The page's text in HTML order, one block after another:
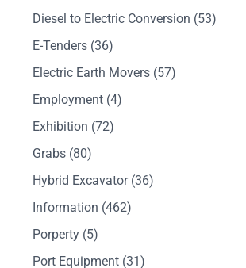
Diesel to Electric Conversion (53)
E-Tenders (36)
Electric Earth Movers (57)
Employment (4)
Exhibition (72)
Grabs (80)
Hybrid Excavator(36)
Information (462)
Porperty (5)
Port Equipment (31)